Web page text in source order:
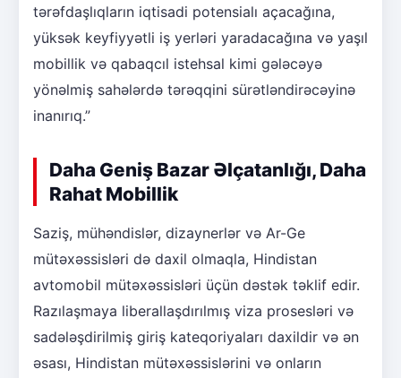
tərəfdaşlıqların iqtisadi potensialı açacağına,
yüksək keyfiyyətli iş yerləri yaradacağına və yaşıl
mobillik və qabaqcıl istehsal kimi gələcəyə
yönəlmiş sahələrdə tərəqqini sürətləndirəcəyinə
inanırıq.”
Daha Geniş Bazar Əlçatanlığı, Daha
Rahat Mobillik
Saziş, mühəndislər, dizaynerlər və Ar-Ge
mütəxəssisləri də daxil olmaqla, Hindistan
avtomobil mütəxəssisləri üçün dəstək təklif edir.
Razılaşmaya liberallaşdırılmış viza prosesləri və
sadələşdirilmiş giriş kateqoriyaları daxildir və ən
əsası, Hindistan mütəxəssislərini və onların